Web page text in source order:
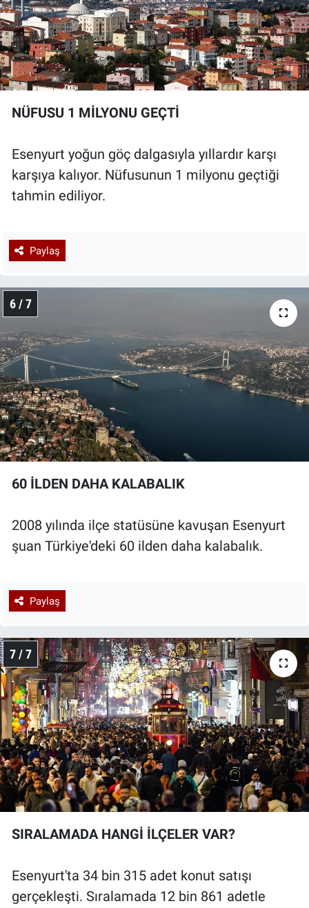
NÜFUSU 1 MİLYONU GEÇTİ
Esenyurt yoğun göç dalgasıyla yıllardır karşı
karşıya kalıyor. Nüfusunun 1 milyonu geçtiği
tahmin ediliyor.
Paylaş
6 / 7
60 İLDEN DAHA KALABALIK
2008 yılında ilçe statüsüne kavuşan Esenyurt
şuan Türkiye'deki 60 ilden daha kalabalık.
Paylaş
7 / 7
SIRALAMADA HANGİ İLÇELER VAR?
Esenyurt'ta 34 bin 315 adet konut satışı
gerçekleşti. Sıralamada 12 bin 861 adetle